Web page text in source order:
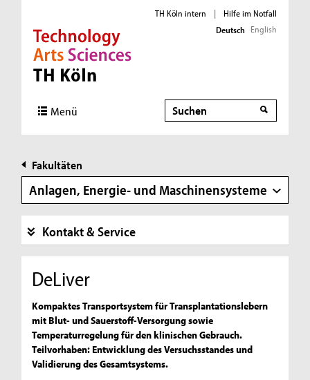
Direkt zur Hauptnavigation
Direkt zur Subnavigation
Direkt zum Inhalt
Direkt zum Fußbereich
TH Köln intern |
Hilfe im Notfall
Deutsch English
Menü Suche
Suche
Fakultäten
Anlagen, Energie- und Maschinensysteme
Kontakt & Service
DeLiver
Kompaktes Transportsystem für Transplantationslebern
mit Blut- und Sauerstoff-Versorgung sowie
Temperaturregelung für den klinischen Gebrauch.
Teilvorhaben: Entwicklung des Versuchsstandes und
Validierung des Gesamtsystems.